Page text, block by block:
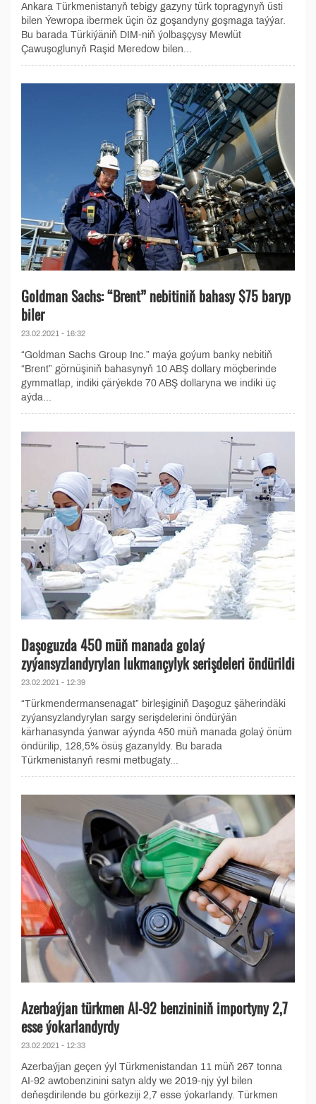
Ankara Türkmenistanyň tebigy gazyny türk topragynyň üsti
bilen Ýewropa ibermek üçin öz goşandyny goşmaga taýýar.
Bu barada Türkiýäniň DIM-niň ýolbaşçysy Mewlüt
Çawuşoglunyň Raşid Meredow bilen...
Goldman Sachs: “Brent” nebitiniň bahasy $75 baryp
biler
23.02.2021 - 16:32
“Goldman Sachs Group Inc.” maýa goýum banky nebitiň
“Brent” görnüşiniň bahasynyň 10 ABŞ dollary möçberinde
gymmatlap, indiki çärýekde 70 ABŞ dollaryna we indiki üç
aýda...
Daşoguzda 450 müň manada golaý
zyýansyzlandyrylan lukmançylyk serişdeleri öndürildi
23.02.2021 - 12:39
“Türkmendermansenagat” birleşiginiň Daşoguz şäherindäki
zyýansyzlandyrylan sargy serişdelerini öndürýän
kärhanasynda ýanwar aýynda 450 müň manada golaý önüm
öndürilip, 128,5% ösüş gazanyldy. Bu barada
Türkmenistanyň resmi metbugaty...
Azerbaýjan türkmen AI-92 benzininiň importyny 2,7
esse ýokarlandyrdy
23.02.2021 - 12:33
Azerbaýjan geçen ýyl Türkmenistandan 11 müň 267 tonna
AI-92 awtobenzinini satyn aldy we 2019-njy ýyl bilen
deňeşdirilende bu görkeziji 2,7 esse ýokarlandy. Türkmen